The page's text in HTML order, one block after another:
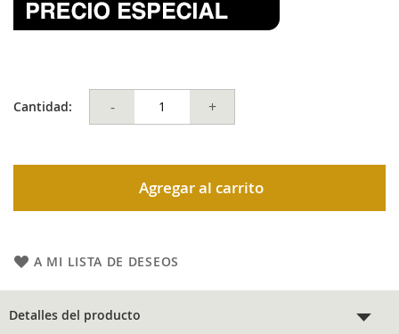
Cantidad: - +
Agregar al carrito
A MI LISTA DE DESEOS
Detalles del producto